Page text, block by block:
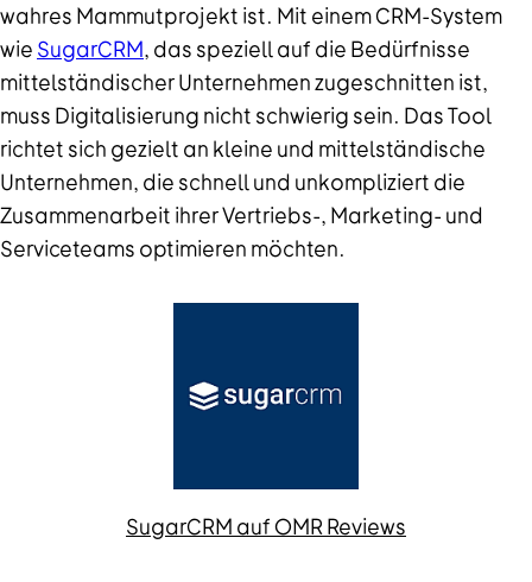
wahres Mammutprojekt ist. Mit einem CRM-System
wie SugarCRM, das speziell auf die Bedürfnisse
mittelständischer Unternehmen zugeschnitten ist,
muss Digitalisierung nicht schwierig sein. Das Tool
richtet sich gezielt an kleine und mittelständische
Unternehmen, die schnell und unkompliziert die
Zusammenarbeit ihrer Vertriebs-, Marketing- und
Serviceteams optimieren möchten.
SugarCRM auf OMR Reviews